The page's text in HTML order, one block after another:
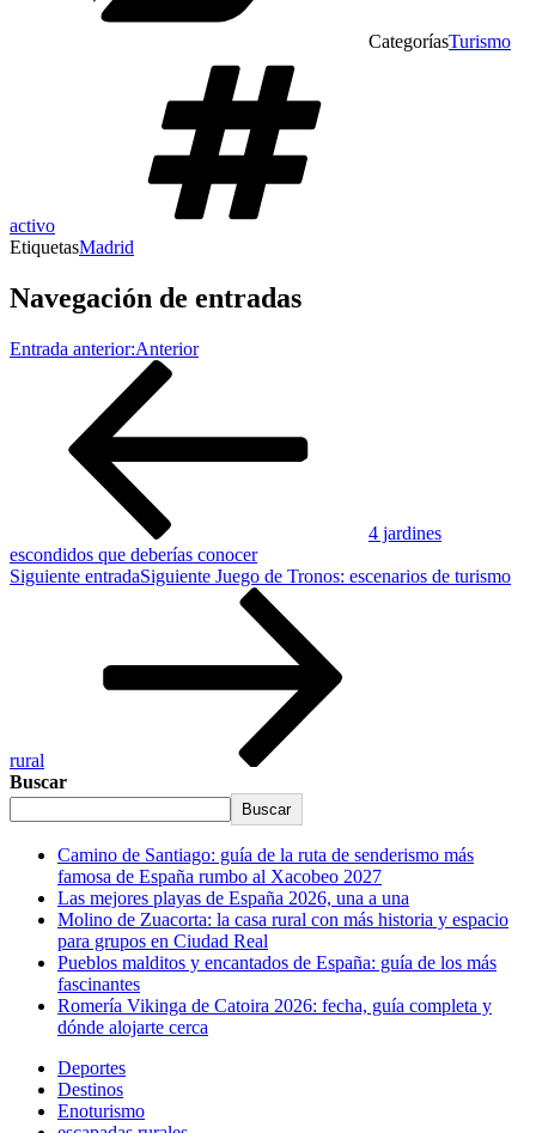
CategoríasTurismo
activo
EtiquetasMadrid
Navegación de entradas
Entrada anterior:Anterior
4 jardines
escondidos que deberías conocer
Siguiente entradaSiguiente Juego de Tronos: escenarios de turismo
rural
Buscar
Buscar
Camino de Santiago: guía de la ruta de senderismo más
famosa de España rumbo al Xacobeo 2027
Las mejores playas de España 2026, una a una
Molino de Zuacorta: la casa rural con más historia y espacio
para grupos en Ciudad Real
Pueblos malditos y encantados de España: guía de los más
fascinantes
Romería Vikinga de Catoira 2026: fecha, guía completa y
dónde alojarte cerca
Deportes
Destinos
Enoturismo